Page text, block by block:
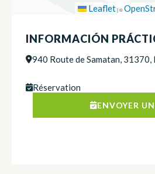
Leaflet|©
INFORMACIÓN
940 Route de Samatan, 31370,
Réservation
ENVOYER